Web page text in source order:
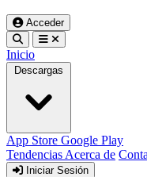
Acceder
Inicio
Descargas
App Store Google Play
Tendencias Acerca de
Iniciar Sesión